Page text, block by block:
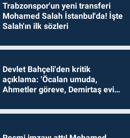
Trabzonspor'un yeni transferi
Mohamed Salah İstanbul'da! İşte
Salah'ın ilk sözleri
Devlet Bahçeli'den kritik
açıklama: 'Öcalan umuda,
Ahmetler göreve, Demirtaş evine